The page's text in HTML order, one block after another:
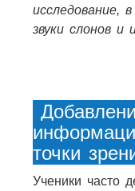
исследование,
звуки слонов и
точки
Ученики часто